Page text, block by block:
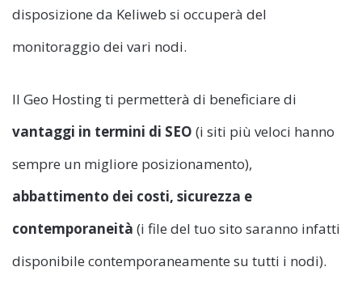
disposizione da Keliweb si occuperà del
monitoraggio dei vari nodi.
Il Geo Hosting ti permetterà di beneficiare di
vantaggi in termini di SEO (i siti più veloci hanno
sempre un migliore posizionamento),
abbattimento dei costi, sicurezza e
contemporaneità (i file del tuo sito saranno infatti
disponibile contemporaneamente su tutti i nodi).